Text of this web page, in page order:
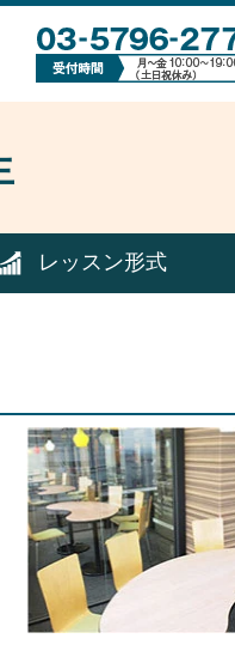
レッスン形式